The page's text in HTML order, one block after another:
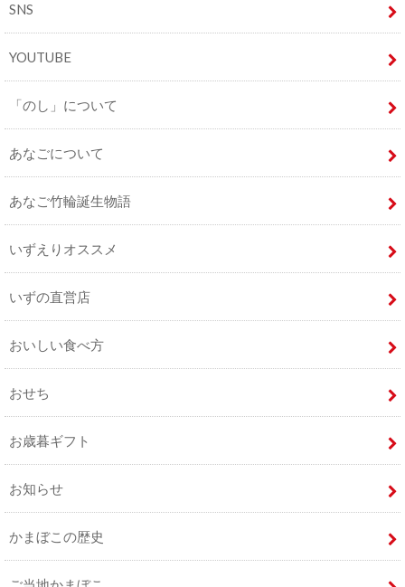
SNS
YOUTUBE
「のし」について
あなごについて
あなご竹輪誕生物語
いずえりオススメ
いずの直営店
おいしい食べ方
おせち
お歳暮ギフト
お知らせ
かまぼこの歴史